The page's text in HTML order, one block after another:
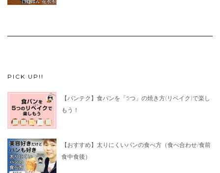
PICK UP!!
【パンテク】食パンを「5つ」の焼き方(リベイク)で楽し
もう！
【おすすめ】太りにくいパンの食べ方（食べ合わせ/食前
食中食後）